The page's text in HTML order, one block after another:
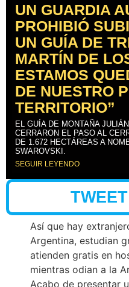
UN GUARDIA
PROHIBIÓ
UN GUÍA DE
MARTÍN DE
ESTAMOS
DE NUESTRO
TERRITORIO”
EL GUÍA DE MONTAÑA
CERRARON EL PASO AL
DE 1.672 HECTÁREAS A
SWAROVSKI.
SEGUIR LEYENDO
Así que hay
Argentina, estudian
atienden gratis en
mientras odian a la
Acabo de presentar